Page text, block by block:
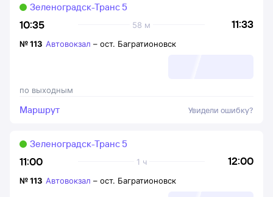
10:35 11:33
58 м
Зеленоградск-Транс 5
по выходным
№113 Автовокзал – ост. Багратионовск
Маршрут Увидели ошибку?
11:00 12:00
1 ч
Зеленоградск-Транс 5
№113 Автовокзал – ост. Багратионовск